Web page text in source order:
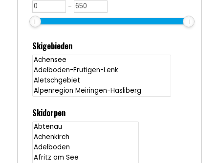
-
Skigebieden
Skidorpen